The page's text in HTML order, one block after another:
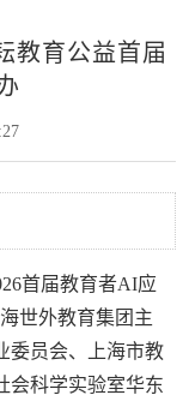
教育公益首届
首届教育者AI应
世外教育集团主
委员会、上海市教
会科学实验室华东